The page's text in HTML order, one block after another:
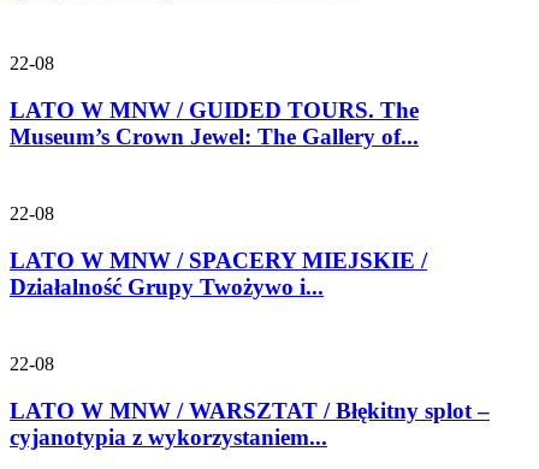
22-08
LATO W MNW / GUIDED TOURS. The
Museum’s Crown Jewel: The Gallery of...
22-08
LATO W MNW / SPACERY MIEJSKIE /
Działalność Grupy Twożywo i...
22-08
LATO W MNW / WARSZTAT / Błękitny splot –
cyjanotypia z wykorzystaniem...